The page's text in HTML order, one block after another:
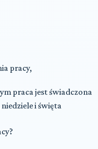
pracy,
praca jest świadczona
i święta